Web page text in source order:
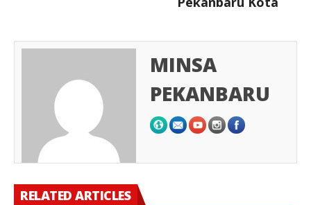
MINSA
PEKANBARU
RELATED ARTICLES